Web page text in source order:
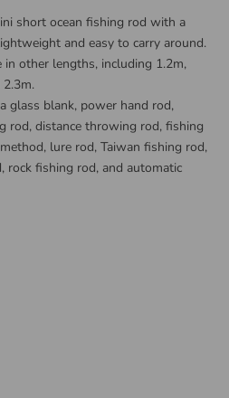
short ocean fishing rod with a
and easy to carry around.
other lengths, including 1.2m,
2.3m.
glass blank, power hand rod,
rod, distance throwing rod, fishing
lure rod, Taiwan fishing rod,
fishing rod, and automatic